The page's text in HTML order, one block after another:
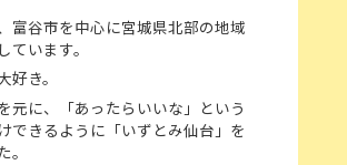
富谷市を中心に宮城県北部の地域
ています。
好き。
元に、「あったらいいな」という
できるように「いずとみ仙台」を
。